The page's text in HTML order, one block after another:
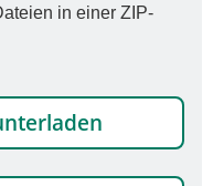
in einer ZIP-